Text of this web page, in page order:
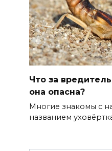
Что за
она опасна?
Многие знакомы с
названием